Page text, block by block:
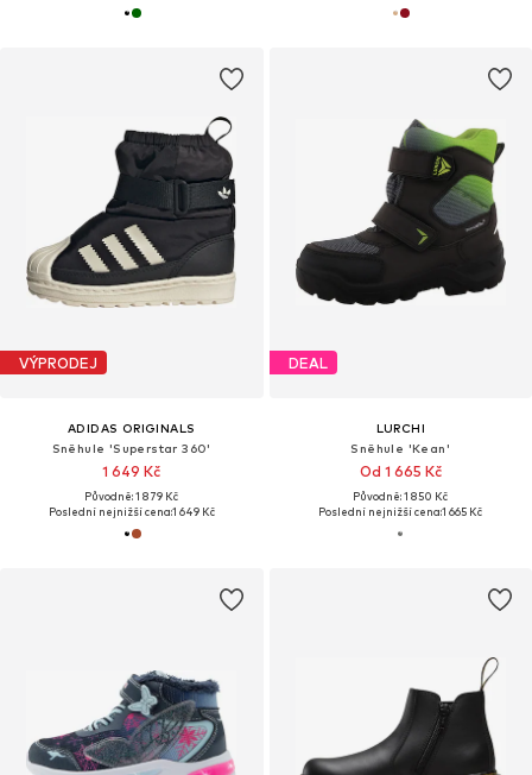
VÝPRODEJ
ADIDAS ORIGINALS
Sněhule 'Superstar 360'
1 649 Kč
Původně: 1 879 Kč
Poslední nejnižší cena:1 649 Kč
DEAL
LURCHI
Sněhule 'Kean'
Od 1 665 Kč
Původně: 1 850 Kč
Poslední nejnižší cena:1 665 Kč